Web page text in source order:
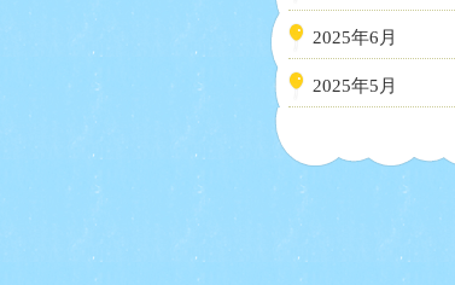
2025年6月
2025年5月